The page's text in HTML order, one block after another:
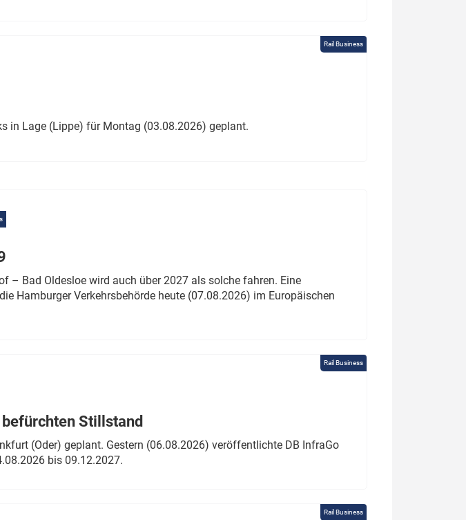
Rail Business
in Lage (Lippe) für Montag (03.08.2026) geplant.
– Bad Oldesloe wird auch über 2027 als solche fahren. Eine
Hamburger Verkehrsbehörde heute (07.08.2026) im Europäischen
Rail Business
Stillstand
(Oder) geplant. Gestern (06.08.2026) veröffentlichte DB InfraGo
bis 09.12.2027.
Rail Business